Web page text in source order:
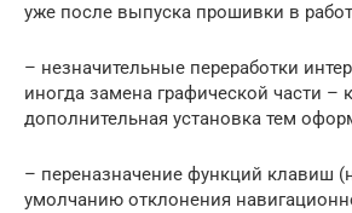
уже после выпуска прошивки в
– незначительные переработки
иногда замена графической части –
дополнительная установка тем
– переназначение функций клавиш
умолчанию отклонения